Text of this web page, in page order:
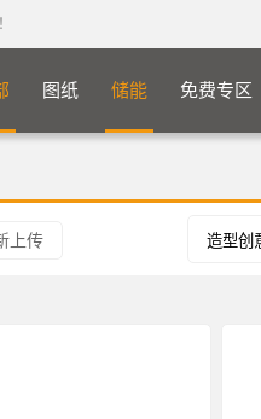
图纸 储能 免费专区
上传